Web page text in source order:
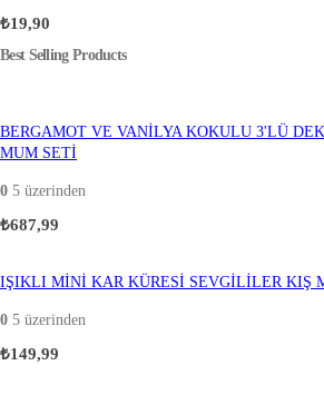
₺19,90
Best Selling Products
BERGAMOT VE VANİLYA KOKULU 3'LÜ
MUM SETİ
0 5 üzerinden
₺687,99
IŞIKLI MİNİ KAR KÜRESİ SEVGİLİLER KIŞ
0 5 üzerinden
₺149,99